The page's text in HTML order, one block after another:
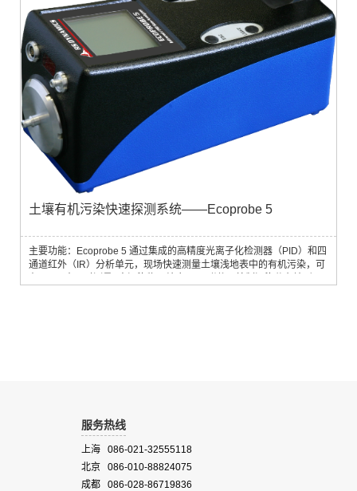
土壤有机污染快速探测系统——Ecoprobe 5
主要功能：Ecoprobe 5 通过集成的高精度光离子化检测器（PID）和四
通道红外（IR）分析单元，现场快速测量土壤浅地表中的有机污染，可
服务热线
上海 086-021-32555118
北京 086-010-88824075
成都 086-028-86719836